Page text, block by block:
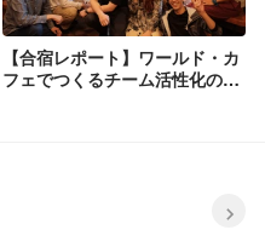
【合宿レポート】ワールド・カ
フェでつくるチーム活性化の方